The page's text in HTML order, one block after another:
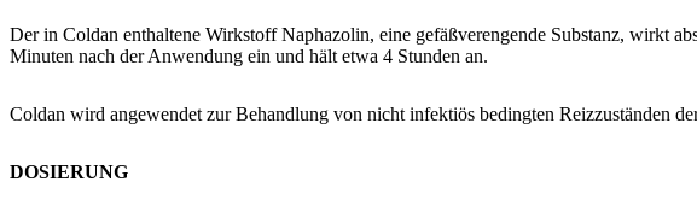
Der in Coldan enthaltene Wirkstoff Naphazolin, eine gefäßverengende Substanz, wirkt
Minuten nach der Anwendung ein und hält etwa 4 Stunden an.
Coldan wird angewendet zur Behandlung von nicht infektiös bedingten Reizzuständen
DOSIERUNG